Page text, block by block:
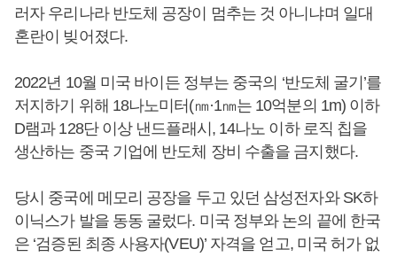
러자 우리나라 반도체 공장이 멈추는 것 아니냐며 일대
혼란이 빚어졌다.
2022년 10월 미국 바이든 정부는 중국의 ‘반도체 굴기’를
저지하기 위해 18나노미터(㎚·1㎚는 10억분의 1m) 이하
D램과 128단 이상 낸드플래시, 14나노 이하 로직 칩을
생산하는 중국 기업에 반도체 장비 수출을 금지했다.
당시 중국에 메모리 공장을 두고 있던 삼성전자와 SK하
이닉스가 발을 동동 굴렀다. 미국 정부와 논의 끝에 한국
은 ‘검증된 최종 사용자(VEU)’ 자격을 얻고, 미국 허가 없